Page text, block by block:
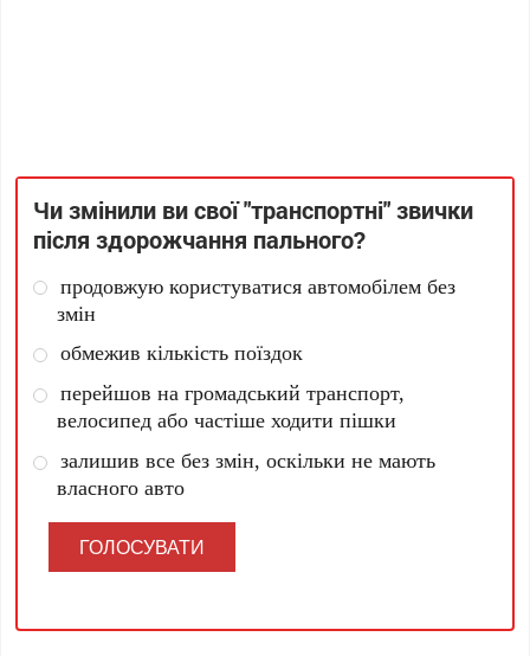
Чи змінили ви свої "транспортні" звички
після здорожчання пального?
продовжую користуватися автомобілем без
змін
обмежив кількість поїздок
перейшов на громадський транспорт,
велосипед або частіше ходити пішки
залишив все без змін, оскільки не мають
власного авто